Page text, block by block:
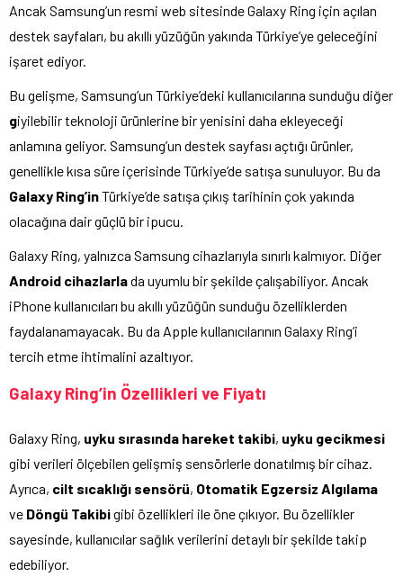
Ancak Samsung’un resmi web sitesinde Galaxy Ring için açılan
destek sayfaları, bu akıllı yüzüğün yakında Türkiye’ye geleceğini
işaret ediyor.
Bu gelişme, Samsung’un Türkiye’deki kullanıcılarına sunduğu diğer
giyilebilir teknoloji ürünlerine bir yenisini daha ekleyeceği
anlamına geliyor. Samsung’un destek sayfası açtığı ürünler,
genellikle kısa süre içerisinde Türkiye’de satışa sunuluyor. Bu da
Galaxy Ring’inTürkiye’de satışa çıkış tarihinin çok yakında
olacağına dair güçlü bir ipucu.
Galaxy Ring, yalnızca Samsung cihazlarıyla sınırlı kalmıyor. Diğer
Android cihazlarlada uyumlu bir şekilde çalışabiliyor. Ancak
iPhone kullanıcıları bu akıllı yüzüğün sunduğu özelliklerden
faydalanamayacak. Bu da Apple kullanıcılarının Galaxy Ring’i
tercih etme ihtimalini azaltıyor.
Galaxy Ring’in Özellikleri ve Fiyatı
Galaxy Ring, uyku sırasında hareket takibi, uyku gecikmesi
gibi verileri ölçebilen gelişmiş sensörlerle donatılmış bir cihaz.
Ayrıca, cilt sıcaklığı sensörü, Otomatik Egzersiz Algılama
ve Döngü Takibigibi özellikleri ile öne çıkıyor. Bu özellikler
sayesinde, kullanıcılar sağlık verilerini detaylı bir şekilde takip
edebiliyor.